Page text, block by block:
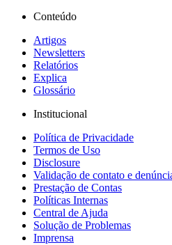
Conteúdo
Artigos
Newsletters
Relatórios
Explica
Glossário
Institucional
Política de Privacidade
Termos de Uso
Disclosure
Validação de contato e
Prestação de Contas
Políticas Internas
Central de Ajuda
Solução de Problemas
Imprensa